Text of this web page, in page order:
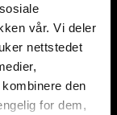
vår. Vi deler
nettstedet
den
for dem,